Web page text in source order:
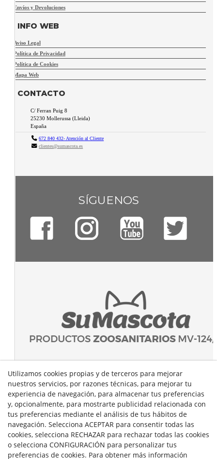
Envíos y Devoluciones
INFO WEB
Aviso Legal
Política de Privacidad
Política de Cookies
Mapa Web
CONTACTO
C/ Ferran Puig 8
25230 Mollerussa (Lleida)
España
672 840 432- Atención al Cliente
clientes@sumascota.es
SÍGUENOS
Utilizamos cookies propias y de terceros para mejorar
nuestros servicios, por razones técnicas, para mejorar tu
experiencia de navegación, para almacenar tus preferencias
y, opcionalmente, para mostrarte publicidad relacionada con
tus preferencias mediante el análisis de tus hábitos de
navegación. Selecciona ACEPTAR para consentir todas las
cookies, selecciona RECHAZAR para rechazar todas las cookies
o selecciona CONFIGURACIÓN para personalizar tus
preferencias de cookies. Para obtener más información